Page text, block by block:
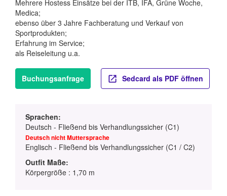
Mehrere Hostess Einsätze bei der ITB, IFA, Grüne Woche,
Medica;
ebenso über 3 Jahre Fachberatung und Verkauf von
Sportprodukten;
Erfahrung im Service;
als Reiseleitung u.a.
Buchungsanfrage Sedcard als PDF öffnen
Sprachen:
Deutsch - Fließend bis Verhandlungssicher (C1)
Deutsch nicht Muttersprache
Englisch - Fließend bis Verhandlungssicher (C1 / C2)
Outfit Maße:
Körpergröße : 1,70 m